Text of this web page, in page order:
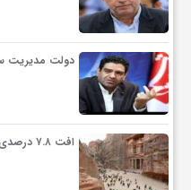
دولت مدیریت
افت ۷.۸ درصدی گردشگران در اردن/ درآمد…